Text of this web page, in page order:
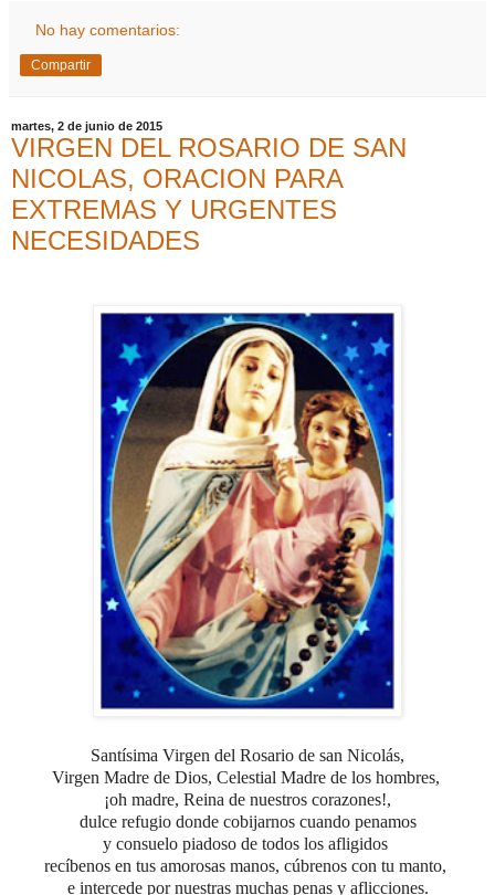
No hay comentarios:
Compartir
martes, 2 de junio de 2015
VIRGEN DEL ROSARIO DE SAN
NICOLAS, ORACION PARA
EXTREMAS Y URGENTES
NECESIDADES
Santísima Virgen del Rosario de san Nicolás,
Virgen Madre de Dios, Celestial Madre de los hombres,
¡oh madre, Reina de nuestros corazones!,
dulce refugio donde cobijarnos cuando penamos
y consuelo piadoso de todos los afligidos
recíbenos en tus amorosas manos, cúbrenos con tu manto,
e intercede por nuestras muchas penas y aflicciones.